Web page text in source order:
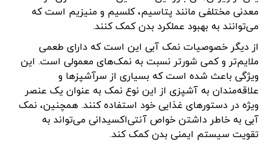
معدنی مختلفی مانند پتاسیم، کلسیم و منیزیم است که
می‌توانند به بهبود عملکرد بدن کمک کنند.
از دیگر خصوصیات نمک آبی این است که دارای طعمی
ملایم‌تر و کمی شورتر نسبت به نمک‌های معمولی است. این
ویژگی باعث شده است که بسیاری از سرآشپزها و
علاقه‌مندان به آشپزی از این نوع نمک به عنوان یک عنصر
ویژه در دستورهای غذایی خود استفاده کنند. همچنین، نمک
آبی به خاطر داشتن خواص آنتی‌اکسیدانی می‌تواند به
تقویت سیستم ایمنی بدن کمک کند.